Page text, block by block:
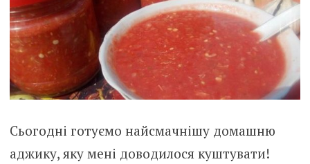
Сьогодні готуємо найсмачнішу домашню
аджику, яку мені доводилося куштувати!